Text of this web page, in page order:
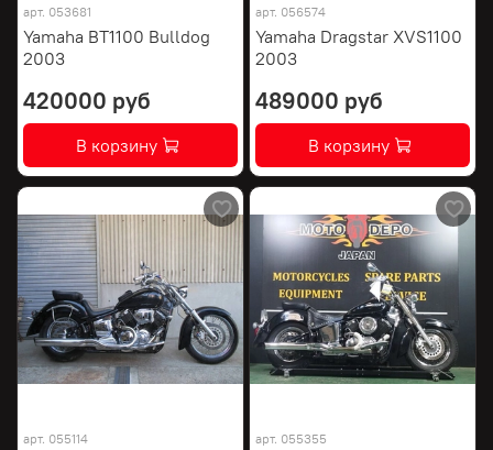
арт. 053681
Yamaha BT1100 Bulldog
2003
420000 руб
В корзину
арт. 056574
Yamaha Dragstar XVS1100
2003
489000 руб
В корзину
арт. 055114 арт. 055355